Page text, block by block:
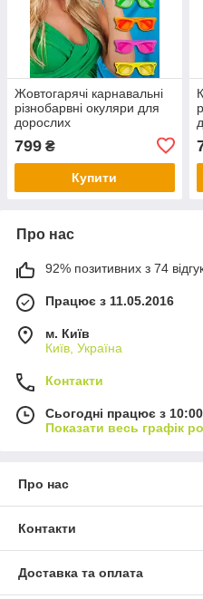
Жовтогарячі карнавальні
різнобарвні окуляри для
дорослих
799 ₴
Купити
Про нас
92% позитивних з 74
Працює з 11.05.2016
м. Київ
Київ, Україна
Контакти
Сьогодні працює з
Показати весь графік
Про нас
Контакти
Доставка та оплата